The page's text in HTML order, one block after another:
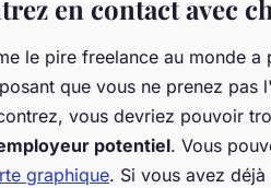
en contact avec
le pire freelance au monde
que vous ne prenez pas
vous devriez pouvoir
potentiel. Vous
graphique. Si vous avez